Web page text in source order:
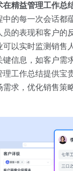
在精益管理工作总
中的每一次会话都
员的表现和客户的
可以实时监测销售
键信息，如客户需
理工作总结提供宝
求，优化销售策